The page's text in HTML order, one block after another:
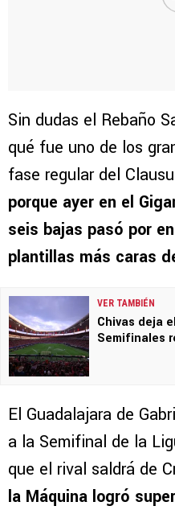
Sin dudas el Rebaño
qué fue uno de los
fase regular del
porque ayer en el
seis bajas pasó por
plantillas más caras
VER TAMBIÉN
Chivas deja
Semifinales
El Guadalajara de
a la Semifinal de la
que el rival saldrá de
la Máquina logró